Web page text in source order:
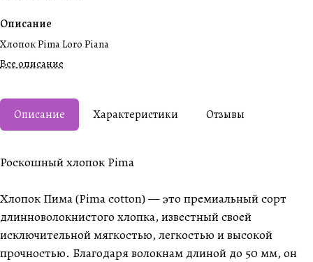
Описание
Хлопок Pima Loro Piana
Все описание
Описание Характеристики Отзывы
Роскошный хлопок Pima
Хлопок Пима (Pima cotton) — это премиальный сорт
длинноволокнистого хлопка, известный своей
исключительной мягкостью, легкостью и высокой
прочностью. Благодаря волокнам длиной до 50 мм, он